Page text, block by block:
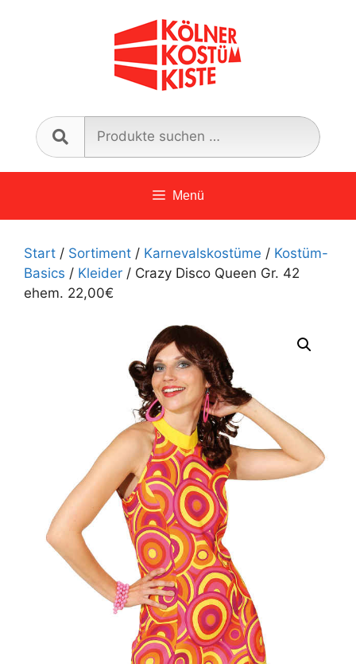
nach:
Menü
Start / Sortiment / Karnevalskostüme / Kostüm-
Basics / Kleider / Crazy Disco Queen Gr. 42
ehem. 22,00€